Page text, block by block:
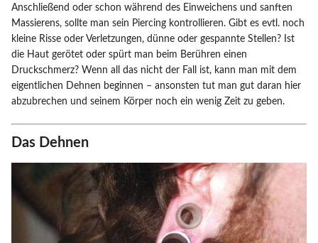
Anschließend oder schon während des Einweichens und sanften
Massierens, sollte man sein Piercing kontrollieren. Gibt es evtl. noch
kleine Risse oder Verletzungen, dünne oder gespannte Stellen? Ist
die Haut gerötet oder spürt man beim Berühren einen
Druckschmerz? Wenn all das nicht der Fall ist, kann man mit dem
eigentlichen Dehnen beginnen – ansonsten tut man gut daran hier
abzubrechen und seinem Körper noch ein wenig Zeit zu geben.
Das Dehnen